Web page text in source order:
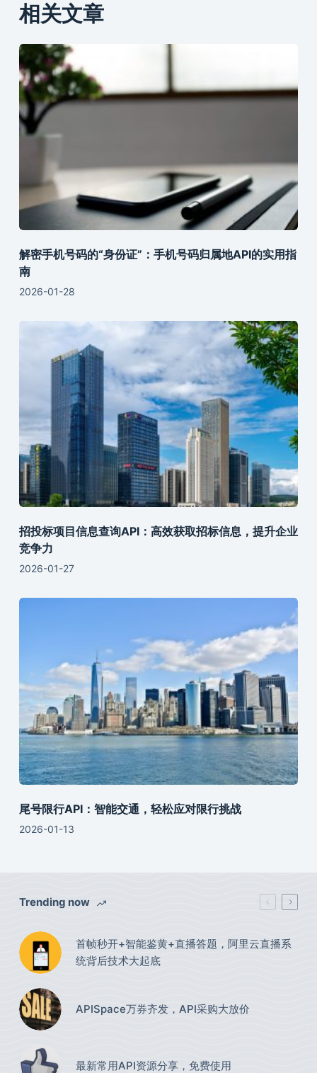
相关文章
解密手机号码的“身份证”：手机号码归属地API的实用指
南
2026-01-28
招投标项目信息查询API：高效获取招标信息，提升企业
竞争力
2026-01-27
尾号限行API：智能交通，轻松应对限行挑战
2026-01-13
Trending now
首帧秒开+智能鉴黄+直播答题，阿里云直播系
统背后技术大起底
APISpace万券齐发，API采购大放价
最新常用API资源分享，免费使用​